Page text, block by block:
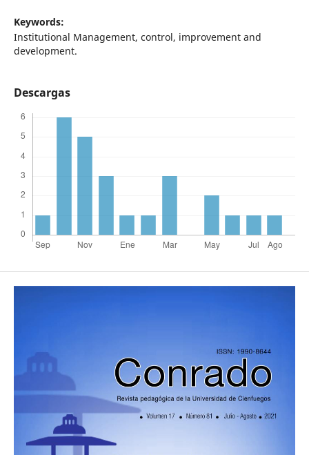
Keywords:
Institutional Management, control, improvement and
development.
Descargas